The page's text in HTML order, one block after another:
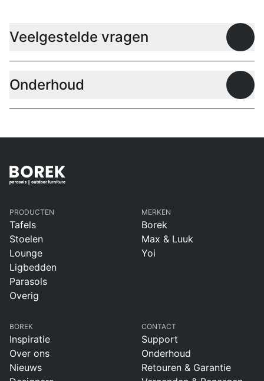
Veelgestelde vragen
Onderhoud
PRODUCTEN
Tafels
Stoelen
Lounge
Ligbedden
Parasols
Overig
MERKEN
Borek
Max & Luuk
Yoi
BOREK
Inspiratie
Over ons
Nieuws
CONTACT
Support
Onderhoud
Retouren & Garantie